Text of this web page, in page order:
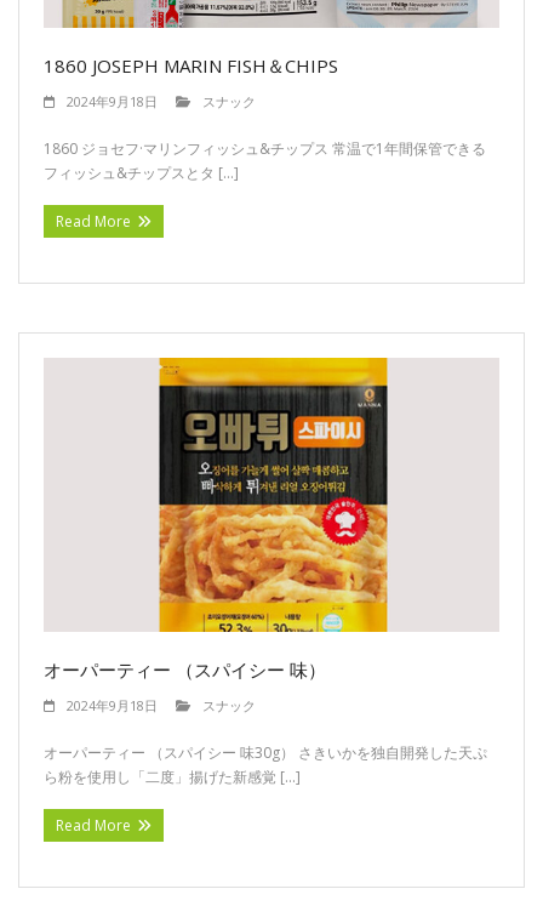
1860 JOSEPH MARIN FISH＆CHIPS
2024年9月18日 スナック
1860 ジョセフ·マリンフィッシュ&チップス 常温で1年間保管できる
フィッシュ&チップスとタ […]
Read More
オーパーティー （スパイシー 味）
2024年9月18日 スナック
オーパーティー （スパイシー 味30g） さきいかを独自開発した天ぷ
ら粉を使用し「二度」揚げた新感覚 […]
Read More